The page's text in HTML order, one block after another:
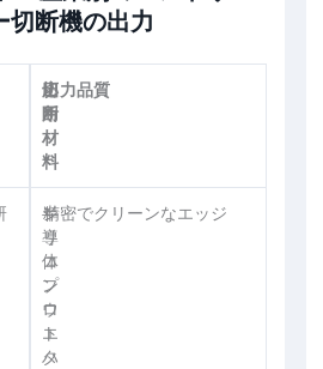
切断機の出力
切
断
材
料
応
用
出力品質
シ
リ
コ
ン
ウ
エ
ハ
半
導
体
プ
ロ
ト
タ
精密でクリーンなエッジ